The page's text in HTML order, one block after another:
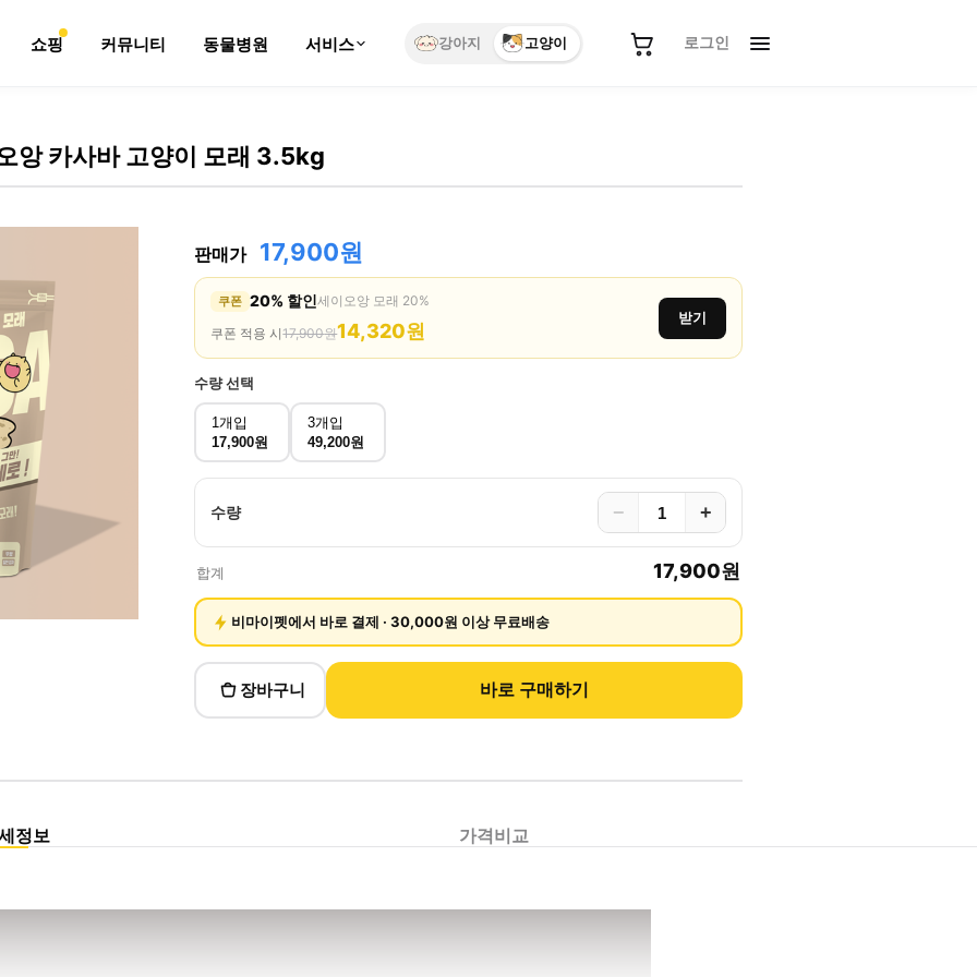
쇼핑 커뮤니티 동물병원 서비스 강아지 고양이 로그인
앙 카사바 고양이 모래 3.5kg
판매가 17,900원
쿠폰 20% 할인세이오앙 모래 20%
쿠폰 적용 시17,900원14,320원
받기
수량선택
1개입
17,900원
3개입
49,200원
수량 − +
합계 17,900원
비마이펫에서 바로 결제 · 30,000원 이상 무료배송
장바구니 바로 구매하기
정보 가격비교